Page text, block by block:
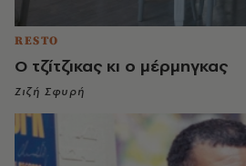
RESTO
Ο τζίτζικας κι ο μέρμηγκας
Ζιζή Σφυρή